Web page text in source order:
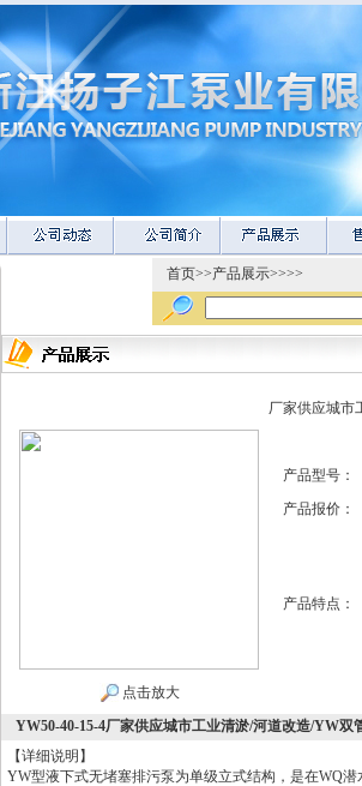
首页>>产品展示>>>>
厂家供应城市
点击放大
产品型号：
产品报价：
产品特点：
YW50-40-15-4厂家供应城市工业清淤/河道改造/YW双
【详细说明】
YW型液下式无堵塞排污泵为单级立式结构，是在WQ潜